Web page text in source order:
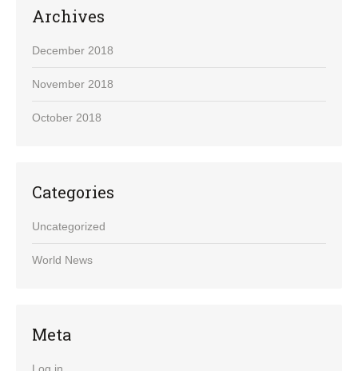
Archives
December 2018
November 2018
October 2018
Categories
Uncategorized
World News
Meta